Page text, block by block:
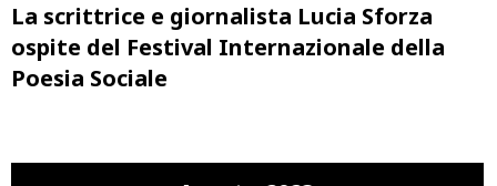
La scrittrice e giornalista Lucia Sforza
ospite del Festival Internazionale della
Poesia Sociale